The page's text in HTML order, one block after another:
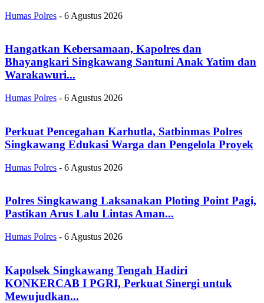
Humas Polres - 6 Agustus 2026
Hangatkan Kebersamaan, Kapolres dan
Bhayangkari Singkawang Santuni Anak Yatim dan
Warakawuri...
Humas Polres - 6 Agustus 2026
Perkuat Pencegahan Karhutla, Satbinmas Polres
Singkawang Edukasi Warga dan Pengelola Proyek
Humas Polres - 6 Agustus 2026
Polres Singkawang Laksanakan Ploting Point Pagi,
Pastikan Arus Lalu Lintas Aman...
Humas Polres - 6 Agustus 2026
Kapolsek Singkawang Tengah Hadiri
KONKERCAB I PGRI, Perkuat Sinergi untuk
Mewujudkan...